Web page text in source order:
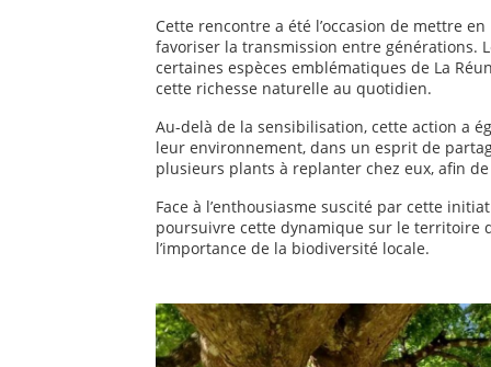
Cette rencontre a été l’occasion de mettre
favoriser la transmission entre générations.
certaines espèces emblématiques de La
cette richesse naturelle au quotidien.
Au-delà de la sensibilisation, cette action a
leur environnement, dans un esprit de
plusieurs plants à replanter chez eux, afin
Face à l’enthousiasme suscité par cette
poursuivre cette dynamique sur le territoire
l’importance de la biodiversité locale.